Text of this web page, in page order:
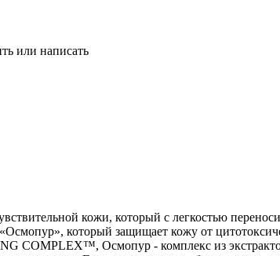
или написать
кожи, который с легкостью
который защищает кожу от
COMPLEX™, Осмопур - комплекс из